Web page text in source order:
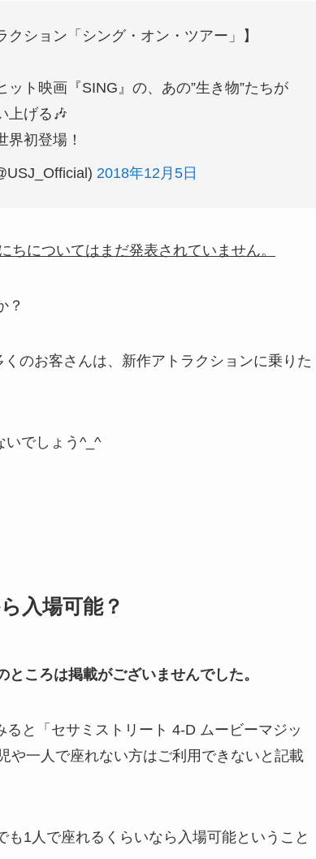
ション「シング・オン・ツアー」】
ト映画『SING』の、あの”生き物”たちが
上げる🎶
初登場！
2018年12月5日
ちについてはまだ発表されていません。
？
のお客さんは、新作アトラクションに乗りた
いでしょう^_^
入場可能？
ころは掲載がございませんでした。
と「セサミストリート 4-D ムービーマジッ
や一人で座れない方はご利用できないと記載
1人で座れるくらいなら入場可能ということ